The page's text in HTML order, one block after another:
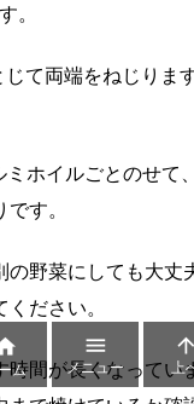
。
て両端をねじりま
ミホイルごとのせて
す。
野菜にしても大丈
ださい。
間が長くなってい
ム

メニュー

上